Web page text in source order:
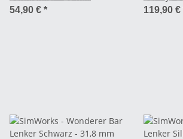
54,90 € *
mm
119,90 €